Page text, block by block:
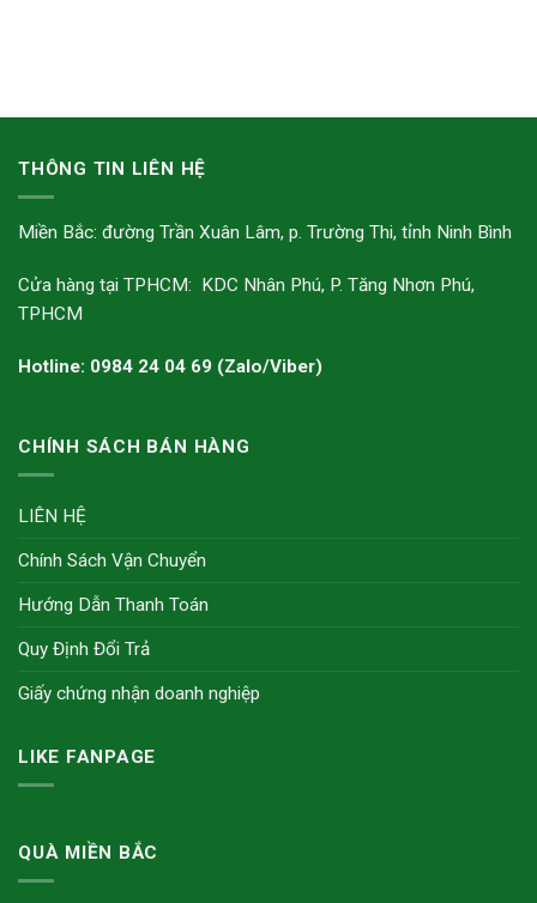
THÔNG TIN LIÊN HỆ
Miền Bắc: đường Trần Xuân Lâm, p. Trường Thi, tỉnh Ninh Bình
Cửa hàng tại TPHCM: KDC Nhân Phú, P. Tăng Nhơn Phú,
TPHCM
Hotline: 0984 24 04 69 (Zalo/Viber)
CHÍNH SÁCH BÁN HÀNG
LIÊN HỆ
Chính Sách Vận Chuyển
Hướng Dẫn Thanh Toán
Quy Định Đổi Trả
Giấy chứng nhận doanh nghiệp
LIKE FANPAGE
QUÀ MIỀN BẮC